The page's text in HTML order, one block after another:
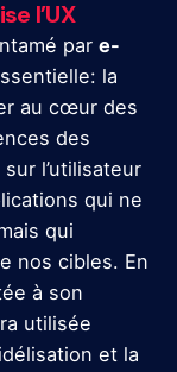
l’UX
par e-
la
au cœur des
des
l’utilisateur
qui ne
qui
nos cibles. En
à son
utilisée
et la